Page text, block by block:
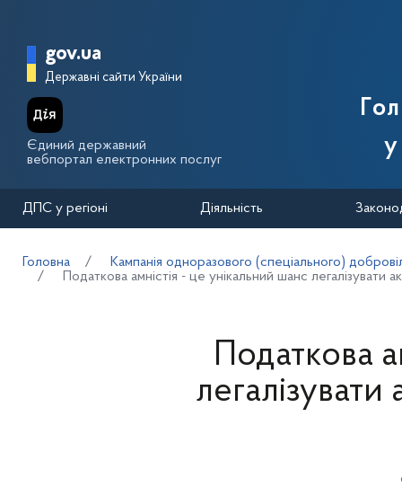
Головна сторінка Державної
gov.ua
Державні сайти України
Єдиний державний
вебпортал електронних послуг
ДПС у регіоні Діяльність
Головна
Кампанія одноразового (спеціального)
Податкова амністія - це унікальний шанс легалізувати
Податкова